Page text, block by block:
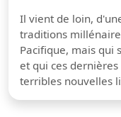
Il vient de loin,
traditions
Pacifique, mais qui
et qui ces
terribles nouvelles